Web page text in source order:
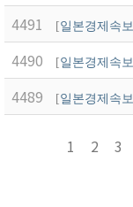
4491 [일본경제속보
4490 [일본경제속보
4489 [일본경제속보
1 2 3